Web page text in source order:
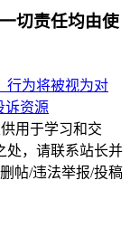
切责任均由使
行为将被视为对
诉资源
用于学习和交
处，请联系站长并
帖/违法举报/投稿